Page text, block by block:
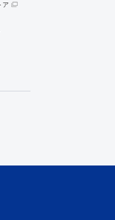
ア